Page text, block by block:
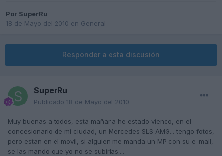
Por SuperRu
18 de Mayo del 2010 en General
Responder a esta discusión
SuperRu
Publicado 18 de Mayo del 2010
Muy buenas a todos, esta mañana he estado viendo, en el
concesionario de mi ciudad, un Mercedes SLS AMG... tengo fotos,
pero estan en el movil, si alguien me manda un MP con su e-mail,
se las mando que yo no se subirlas....